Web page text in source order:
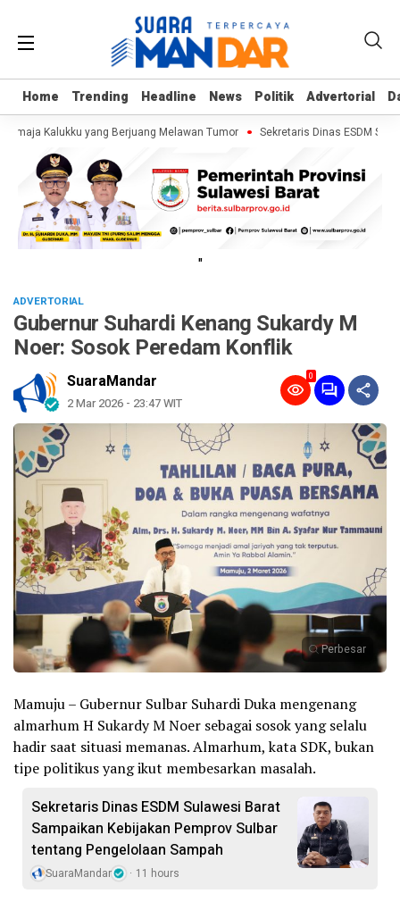
Home Trending Headline News Politik Advertorial
Home Trending Headline News Politik Advertorial
Kalukku yang Berjuang Melawan Tumor Sekretaris Dinas ESDM
"
ADVERTORIAL
Gubernur Suhardi Kenang Sukardy M
Noer: Sosok Peredam Konflik
SuaraMandar
2 Mar 2026 - 23:47 WIT
0
Perbesar
Mamuju – Gubernur Sulbar Suhardi Duka mengenang
almarhum H Sukardy M Noer sebagai sosok yang selalu
hadir saat situasi memanas. Almarhum, kata SDK, bukan
tipe politikus yang ikut membesarkan masalah.
Sekretaris Dinas ESDM Sulawesi Barat
Sampaikan Kebijakan Pemprov Sulbar
tentang Pengelolaan Sampah
SuaraMandar 11 hours